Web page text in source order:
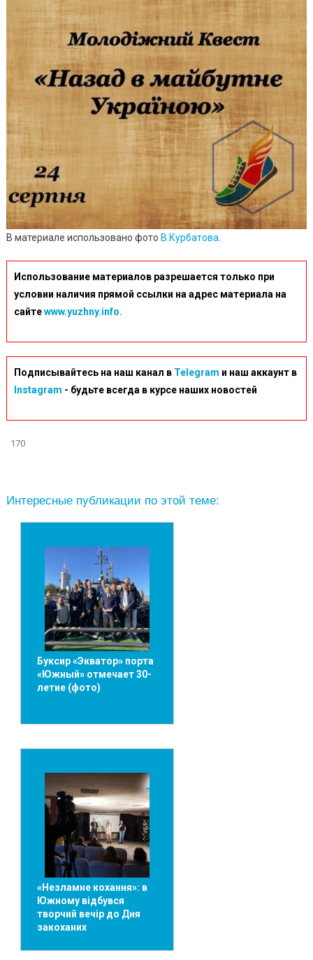
В материале использовано фото В.Курбатова
Использование материалов разрешается только при
условии наличия прямой ссылки на адрес материала на
сайтеwww.yuzhny.info.
Подписывайтесь на наш канал в Telegram и наш аккаунт в
Instagram - будьте всегда в курсе наших новостей
170
Интересные публикации по этой теме:
Буксир «Экватор» порта
«Южный» отмечает 30-
летие (фото)
«Незламне кохання»: в
Южному відбувся
творчий вечір до Дня
закоханих